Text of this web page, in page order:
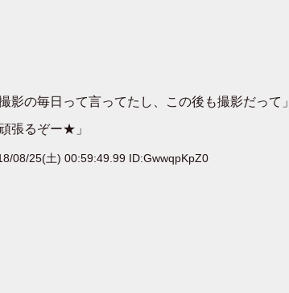
の毎日って言ってたし、この後も撮影だって」
張るぞー★」
08/25(土) 00:59:49.99 ID:GwwqpKpZ0